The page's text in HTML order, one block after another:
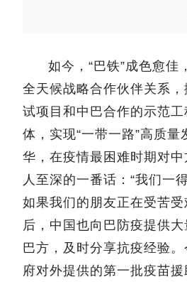
如今，“巴铁”成色愈
全天候战略合作伙伴关系
试项目和中巴合作的示范
体，实现“一带一路”高质
华，在疫情最困难时期对
人至深的一番话：“我们一
如果我们的朋友正在受苦
后，中国也向巴防疫提供
巴方，及时分享抗疫经验
府对外提供的第一批疫苗